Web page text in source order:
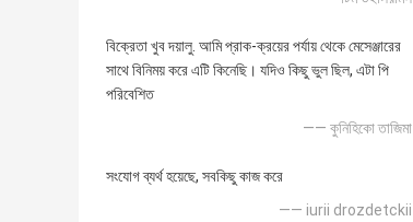
বিক্রেতা খুব দয়ালু. আমি প্রাক-ক্রয়ের পর্যায় থেকে মেসেঞ্জারের
সাথে বিনিময় করে এটি কিনেছি। যদিও কিছু ভুল ছিল, এটা পি
পরিবেশিত
—— কুনিহিকো তাজিমা
সংযোগ ব্যর্থ হয়েছে, সবকিছু কাজ করে
—— iurii drozdetckii